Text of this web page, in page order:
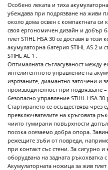
Особено леката и тиха
убеждава при подрязване на живи
около дома освен с компактната си
своя ергономичен дизайн и добър
плет STIHL HSA 30 се доставя в
акумулаторна батерия STIHL AS 2 и
STIHL AL 1 .
Оптималната съгласуваност между
интелигентното управление на
изрязаните, диамантно заточени и
производителност при подрязване
безопасно управление STIHL HSA
Стартирането се осъществява чрез
превключвателите на кръговата
чиито гумирани повърхности
посока осезаемо добра опора.
режещите зъби от повреди,
при контакт със стени. За сигурно
оборудвана на задната ръкохватка
Акумулаторната ножица за жив